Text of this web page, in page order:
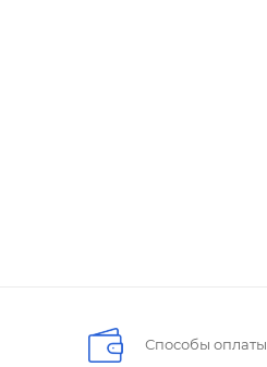
Способы оплаты